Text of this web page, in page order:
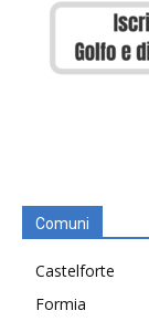
Comuni
Castelforte
Formia